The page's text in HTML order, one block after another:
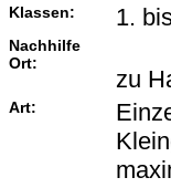
Klassen: 1.
Nachhilfe
Ort:
zu
Art: